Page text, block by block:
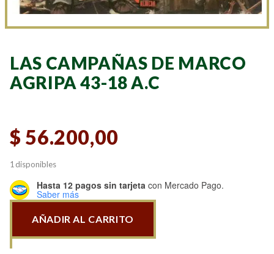
LAS CAMPAÑAS DE MARCO
AGRIPA 43-18 A.C
$ 56.200,00
1 disponibles
Hasta 12 pagos sin tarjeta con Mercado Pago.
Saber más
Campañas
AÑADIR AL CARRITO